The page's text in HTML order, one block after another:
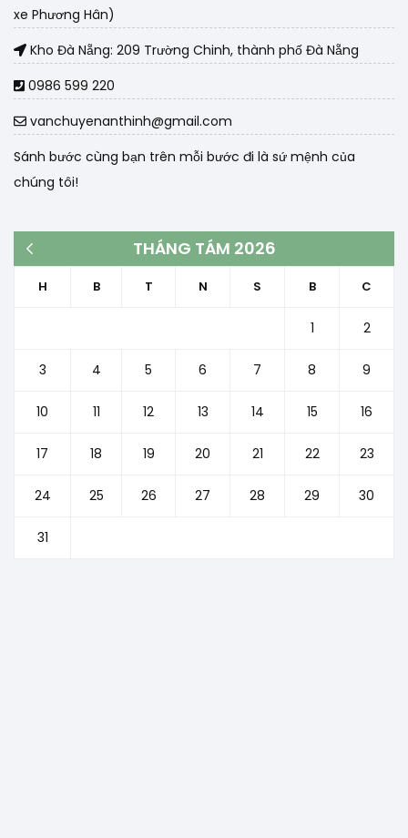
xe Phương Hân)
Kho Đà Nẵng: 209 Trường Chinh, thành phố Đà Nẵng
0986 599 220
vanchuyenanthinh@gmail.com
Sánh bước cùng bạn trên mỗi bước đi là sứ mệnh của
chúng tôi!
THÁNG TÁM 2026
H B T N S B C
1 2
3 4 5 6 7 8 9
10 11 12 13 14 15 16
17 18 19 20 21 22 23
24 25 26 27 28 29 30
31